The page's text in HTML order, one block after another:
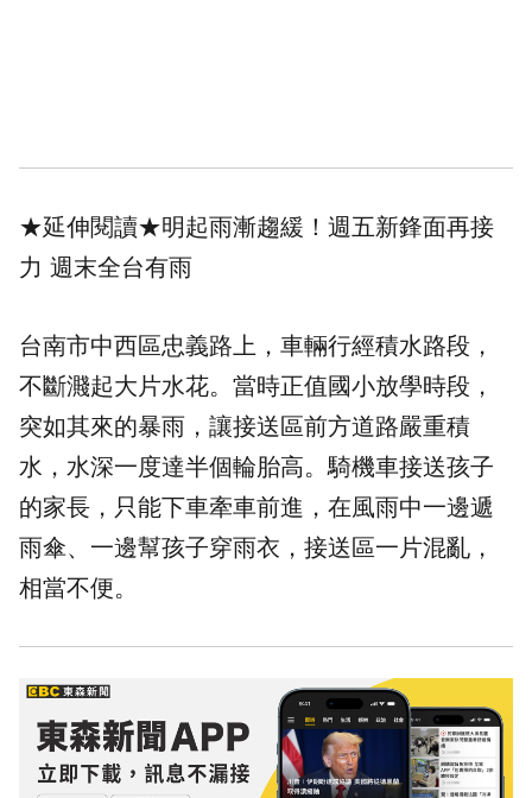
★延伸閱讀★明起雨漸趨緩！週五新鋒面再接
力 週末全台有雨
台南市中西區忠義路上，車輛行經積水路段，
不斷濺起大片水花。當時正值國小放學時段，
突如其來的暴雨，讓接送區前方道路嚴重積
水，水深一度達半個輪胎高。騎機車接送孩子
的家長，只能下車牽車前進，在風雨中一邊遞
雨傘、一邊幫孩子穿雨衣，接送區一片混亂，
相當不便。